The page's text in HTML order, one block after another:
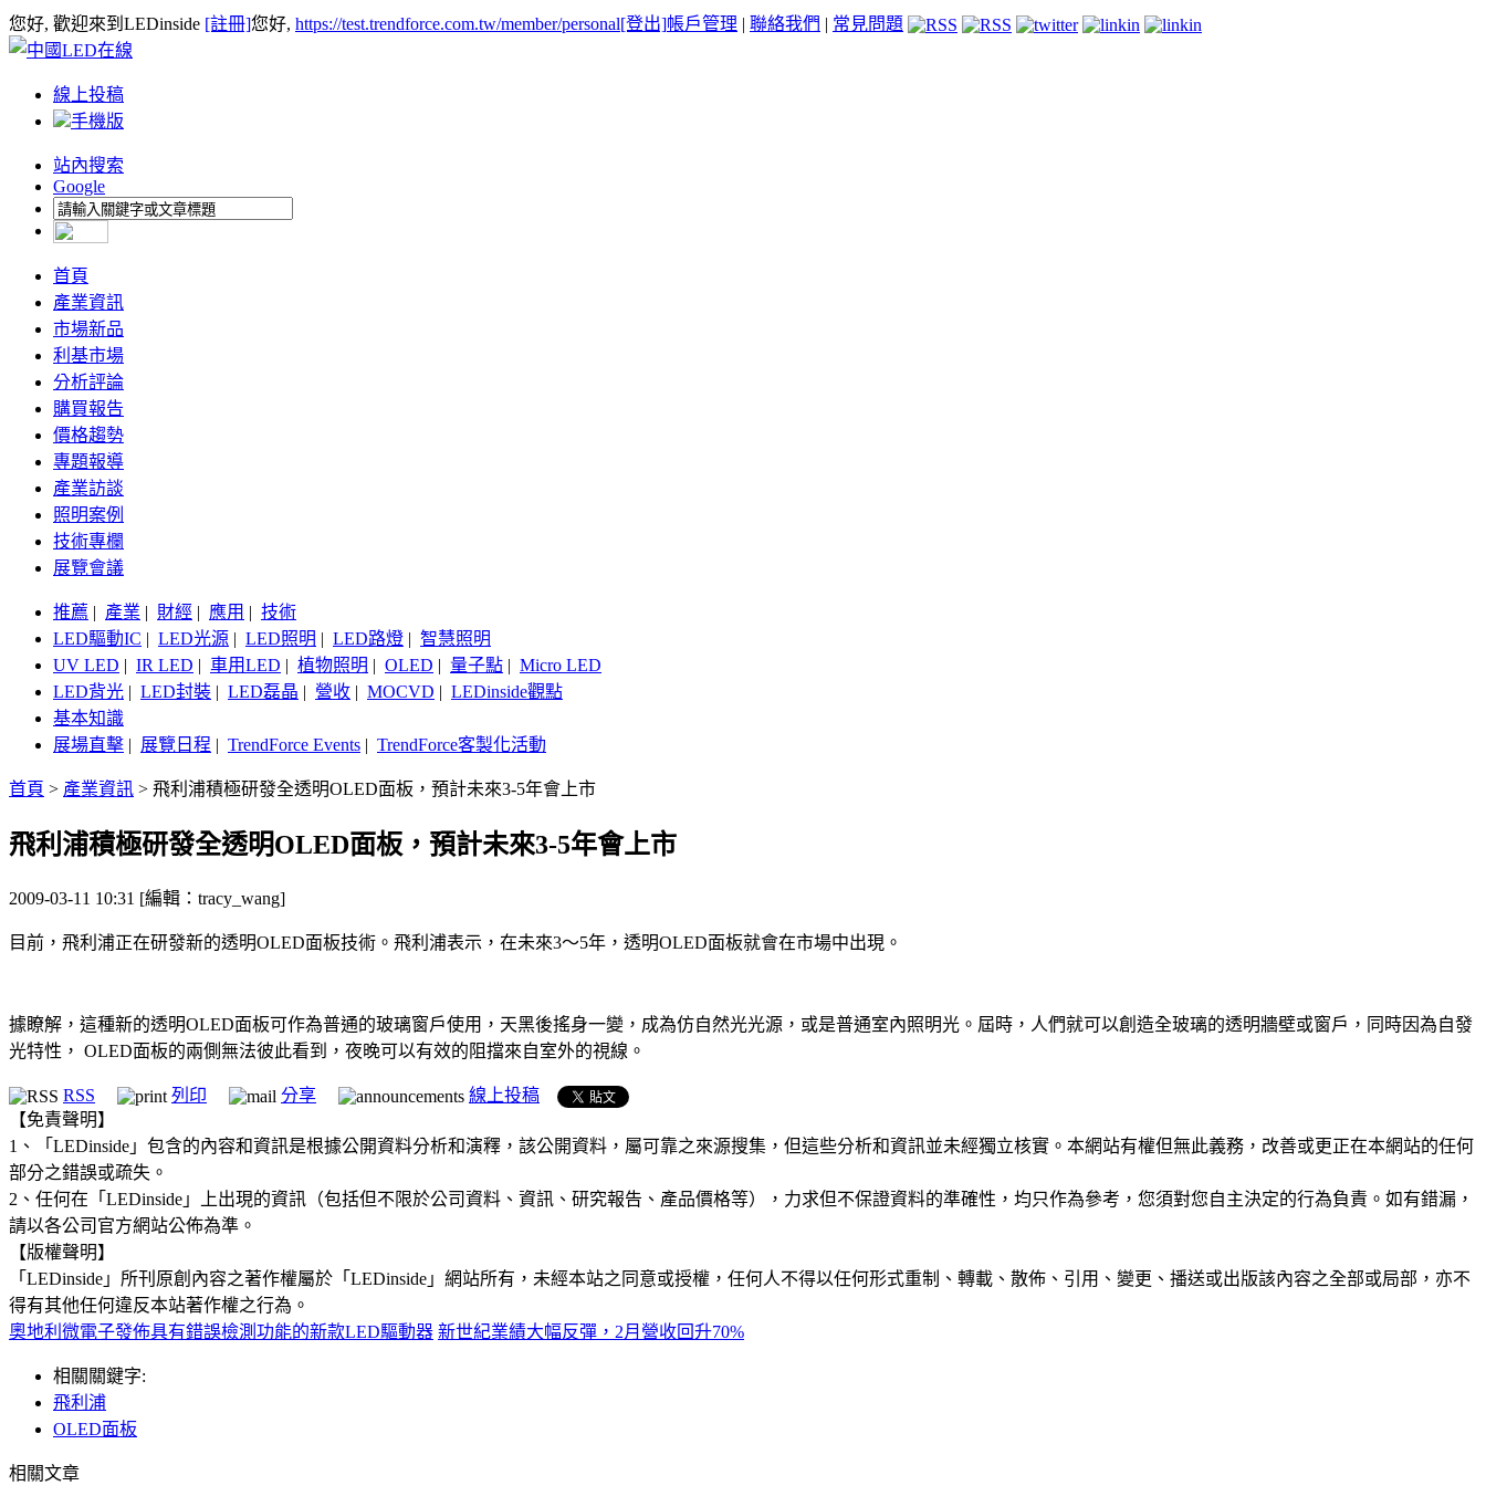
您好, 歡迎來到LEDinside [註冊]您好, https://test.trendforce.com.tw/member/personal[登出]帳戶管理 | 聯絡我們 | 常見問題
線上投稿
手機版
站內搜索
Google
首頁
產業資訊
市場新品
利基市場
分析評論
購買報告
價格趨勢
專題報導
產業訪談
照明案例
技術專欄
展覽會議
推薦 | 產業 | 財經 | 應用 | 技術
LED驅動IC | LED光源 | LED照明 | LED路燈 | 智慧照明
UV LED | IR LED | 車用LED | 植物照明 | OLED | 量子點 | Micro LED
LED背光 | LED封裝 | LED磊晶 | 營收 | MOCVD | LEDinside觀點
基本知識
展場直擊 | 展覽日程 | TrendForce Events | TrendForce客製化活動
首頁 > 產業資訊 > 飛利浦積極研發全透明OLED面板，預計未來3-5年會上市
飛利浦積極研發全透明OLED面板，預計未來3-5年會上市
2009-03-11 10:31 [編輯：tracy_wang]
目前，飛利浦正在研發新的透明OLED面板技術。飛利浦表示，在未來3～5年，透明OLED面板就會在市場中出現。
據瞭解，這種新的透明OLED面板可作為普通的玻璃窗戶使用，天黑後搖身一變，成為仿自然光光源，或是普通室內照明光。屆時，人們就可以創造全玻璃的透明牆壁或窗戶，同時因為自發
光特性， OLED面板的兩側無法彼此看到，夜晚可以有效的阻擋來自室外的視線。
RSS 列印 分享
線上投稿
【免責聲明】
1、「LEDinside」包含的內容和資訊是根據公開資料分析和演釋，該公開資料，屬可靠之來源搜集，但這些分析和資訊並未經獨立核實。本網站有權但無此義務，改善或更正在本網站的任何
部分之錯誤或疏失。
2、任何在「LEDinside」上出現的資訊（包括但不限於公司資料、資訊、研究報告、產品價格等），力求但不保證資料的準確性，均只作為參考，您須對您自主決定的行為負責。如有錯漏，
請以各公司官方網站公佈為準。
【版權聲明】
「LEDinside」所刊原創內容之著作權屬於「LEDinside」網站所有，未經本站之同意或授權，任何人不得以任何形式重制、轉載、散佈、引用、變更、播送或出版該內容之全部或局部，亦不
得有其他任何違反本站著作權之行為。
奧地利微電子發佈具有錯誤檢測功能的新款LED驅動器 新世紀業績大幅反彈，2月營收回升70%
相關關鍵字:
飛利浦
OLED面板
相關文章